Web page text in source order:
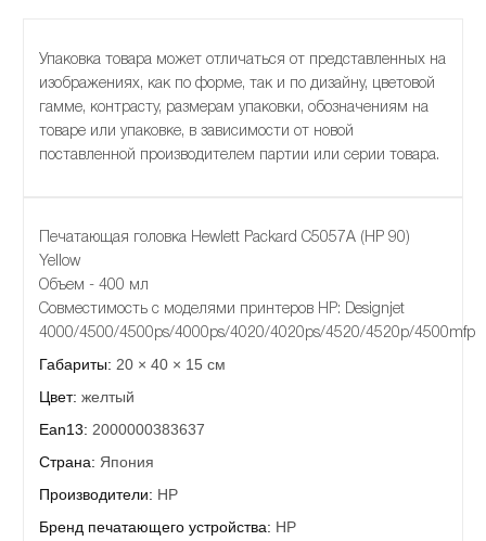
Упаковка товара может отличаться от представленных на
изображениях, как по форме, так и по дизайну, цветовой
гамме, контрасту, размерам упаковки, обозначениям на
товаре или упаковке, в зависимости от новой
поставленной производителем партии или серии товара.
Печатающая головка Hewlett Packard C5057A (HP 90)
Yellow
Объем - 400 мл
Совместимость с моделями принтеров HP: Designjet
4000/4500/4500ps/4000ps/4020/4020ps/4520/4520p/4500mfp
Габариты: 20 × 40 × 15 см
Цвет: желтый
Ean13: 2000000383637
Страна: Япония
Производители: HP
Бренд печатающего устройства: HP